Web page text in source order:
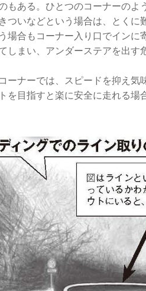
もある。ひとつのコーナーのよ
ついなどという場合は、とく
場合もコーナー入り口でインに
しまい、アンダーステアを出す
ーナーでは、スピードを抑え
を目指すと楽に安全に走れる